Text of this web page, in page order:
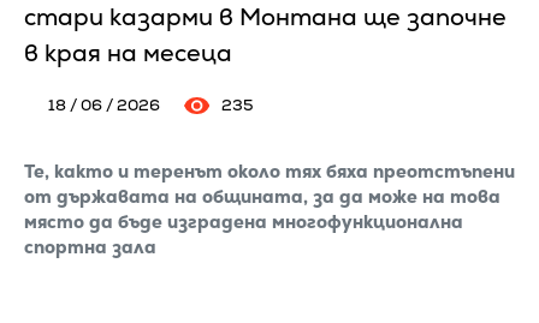
стари казарми в Монтана ще започне
в края на месеца
18 / 06 / 2026 235
Те, както и теренът около тях бяха преотстъпени
от държавата на общината, за да може на това
място да бъде изградена многофункционална
спортна зала